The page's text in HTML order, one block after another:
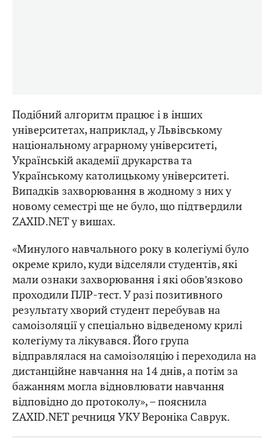
Подібний алгоритм працює і в інших
університетах, наприклад, у Львівському
національному аграрному університеті,
Українській академії друкарства та
Українському католицькому університеті.
Випадків захворювання в жодному з них у
новому семестрі ще не було, що підтвердили
ZAXID.NET у вишах.
«Минулого навчального року в колегіумі було
окреме крило, куди відселяли студентів, які
мали ознаки захворювання і які обов’язково
проходили ПЛР-тест. У разі позитивного
результату хворий студент перебував на
самоізоляції у спеціально відведеному крилі
колегіуму та лікувався. Його група
відправлялася на самоізоляцію і переходила на
дистанційне навчання на 14 днів, а потім за
бажанням могла відновлювати навчання
відповідно до протоколу», – пояснила
ZAXID.NET речниця УКУ Вероніка Саврук.